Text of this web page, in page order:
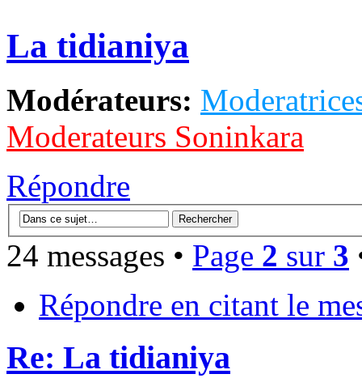
La tidianiya
Modérateurs:
Moderateurs Soninkara
Répondre
24 messages • Page 2 sur 3
Répondre en citant le
Re: La tidianiya